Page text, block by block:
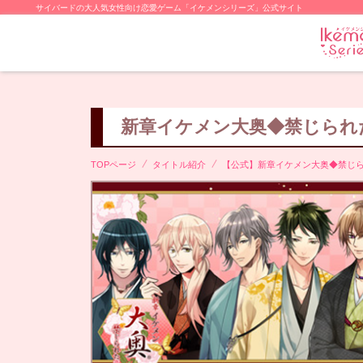
サイバードの大人気女性向け恋愛ゲーム「イケメンシリーズ」公式サイト
新章イケメン大奥◆禁じられ
TOPページ タイトル紹介 【公式】新章イケメン大奥◆禁じ